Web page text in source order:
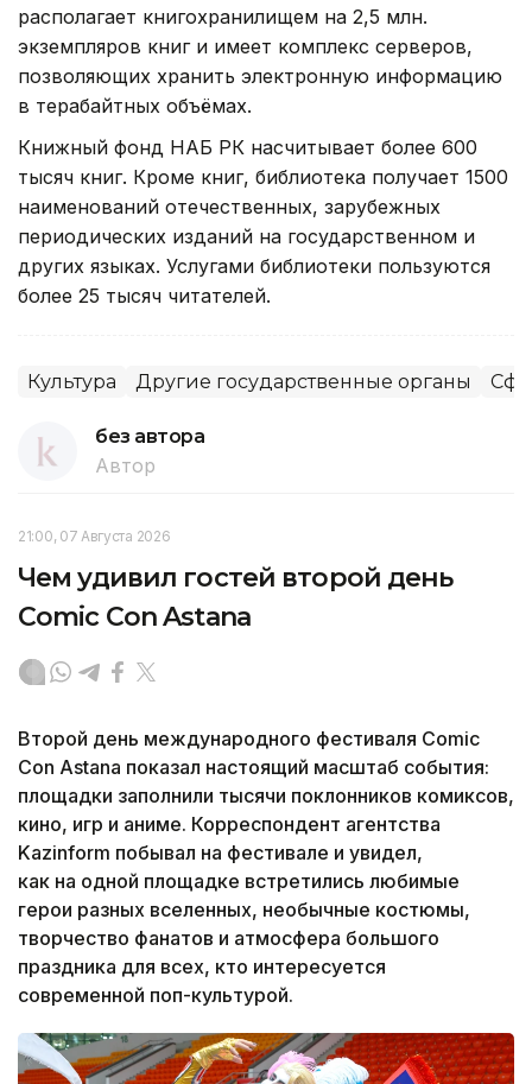
располагает книгохранилищем на 2,5 млн.
экземпляров книг и имеет комплекс серверов,
позволяющих хранить электронную информацию
в терабайтных объёмах.
Книжный фонд НАБ РК насчитывает более 600
тысяч книг. Кроме книг, библиотека получает 1500
наименований отечественных, зарубежных
периодических изданий на государственном и
других языках. Услугами библиотеки пользуются
более 25 тысяч читателей.
Культура Другие государственные органы
без автора
Автор
21:00, 07 Августа 2026
Чем удивил гостей второй день
Comic Con Astana
Второй день международного фестиваля Comic
Con Astana показал настоящий масштаб события:
площадки заполнили тысячи поклонников комиксов,
кино, игр и аниме. Корреспондент агентства
Kazinform побывал на фестивале и увидел,
как на одной площадке встретились любимые
герои разных вселенных, необычные костюмы,
творчество фанатов и атмосфера большого
праздника для всех, кто интересуется
современной поп-культурой.